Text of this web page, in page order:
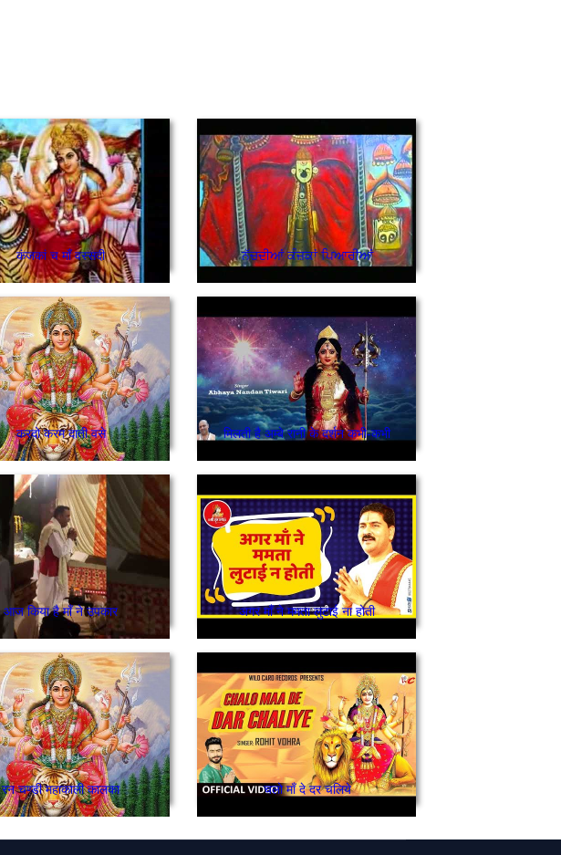
कंजकां च माँ वस्सदी ਨੱਚਦੀਆਂ ਕੰਜ਼ਕਾਂ ਪਿਆਰੀਆਂ
करदो करम दाती वसे मिलती है अम्बे रानी के दर्शन कभी-कभी
आज किया है माँ ने उपकार अगर माँ ने ममता लुटाई ना होती
रन चण्डी महाकाली कालका चलो माँ दे दर चलिये